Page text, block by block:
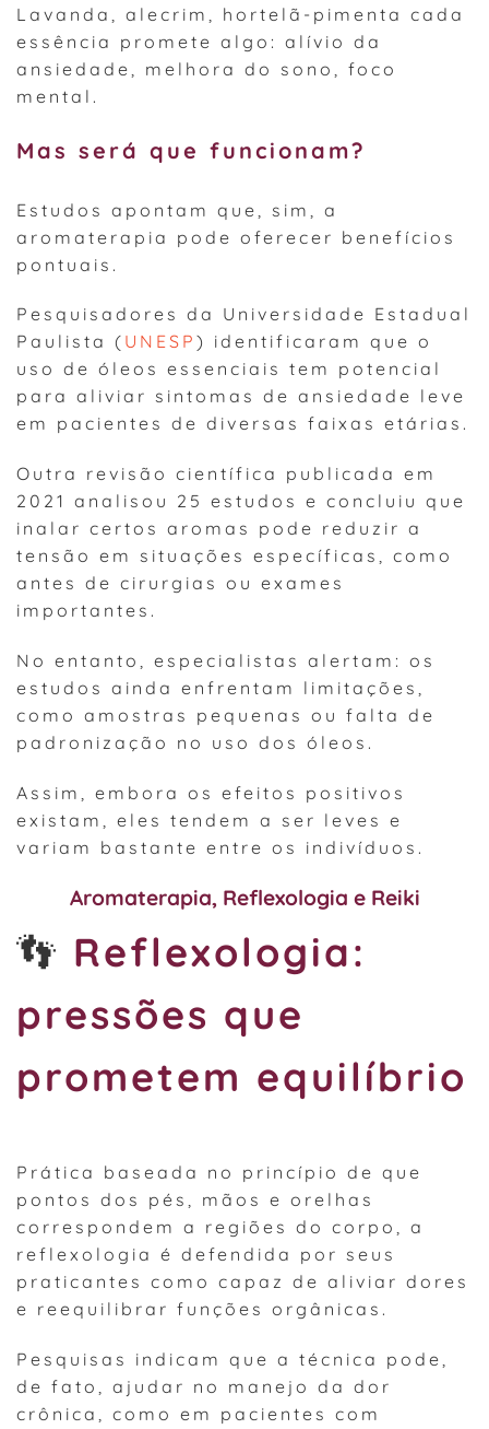
Lavanda, alecrim, hortelã-pimenta cada
essência promete algo: alívio da
ansiedade, melhora do sono, foco
mental.
Mas será que funcionam?
Estudos apontam que, sim, a
aromaterapia pode oferecer benefícios
pontuais.
Pesquisadores da Universidade Estadual
Paulista ( UNESP ) identificaram que o
uso de óleos essenciais tem potencial
para aliviar sintomas de ansiedade leve
em pacientes de diversas faixas etárias.
Outra revisão científica publicada em
2021 analisou 25 estudos e concluiu que
inalar certos aromas pode reduzir a
tensão em situações específicas, como
antes de cirurgias ou exames
importantes.
No entanto, especialistas alertam: os
estudos ainda enfrentam limitações,
como amostras pequenas ou falta de
padronização no uso dos óleos.
Assim, embora os efeitos positivos
existam, eles tendem a ser leves e
variam bastante entre os indivíduos.
Aromaterapia, Reflexologia e Reiki
👣 Reflexologia:
pressões que
prometem equilíbrio
Prática baseada no princípio de que
pontos dos pés, mãos e orelhas
correspondem a regiões do corpo, a
reflexologia é defendida por seus
praticantes como capaz de aliviar dores
e reequilibrar funções orgânicas.
Pesquisas indicam que a técnica pode,
de fato, ajudar no manejo da dor
crônica, como em pacientes com